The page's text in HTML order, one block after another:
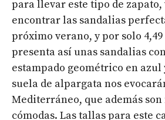
para llevar este tipo de zapato,
encontrar las sandalias
próximo verano, y por solo
presenta así unas sandalias
estampado geométrico en azul
suela de alpargata nos
Mediterráneo, que además
cómodas. Las tallas para este